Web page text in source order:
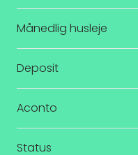
Månedlig husleje
Deposit
Aconto
Status